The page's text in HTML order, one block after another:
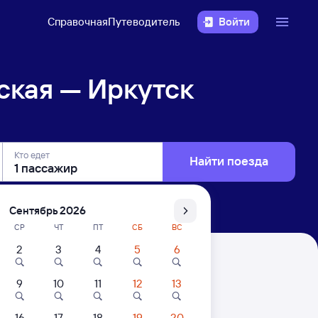
СправочнаяПутеводитель Войти
— Иркутск
Кто едет Найти поезда
Сентябрь 2026
СР ЧТ ПТ СБ ВС
2 3 4 5 6
9 10 11 12 13